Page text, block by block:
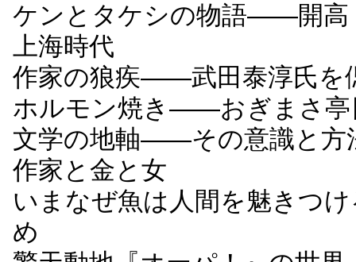
ケンとタケシの物語――開高
上海時代
作家の狼疾――武田泰淳氏を
ホルモン焼き――おぎまさ亭
文学の地軸――その意識と方
作家と金と女
いまなぜ魚は人間を魅きつ
め